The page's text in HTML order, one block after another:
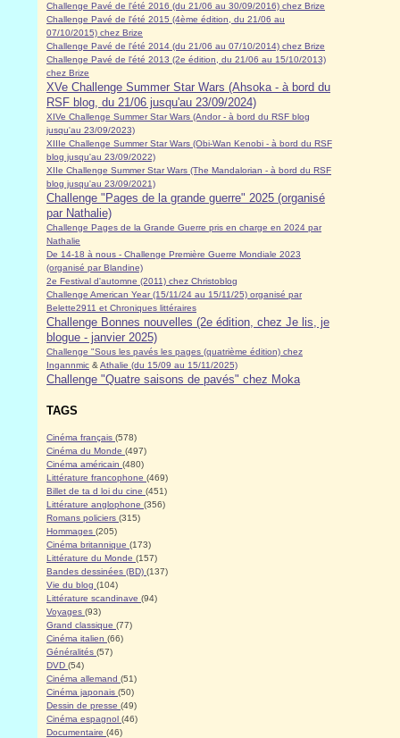
Challenge Pavé de l'été 2016 (du 21/06 au 30/09/2016) chez Brize
Challenge Pavé de l'été 2015 (4ème édition, du 21/06 au
07/10/2015) chez Brize
Challenge Pavé de l'été 2014 (du 21/06 au 07/10/2014) chez Brize
Challenge Pavé de l'été 2013 (2e édition, du 21/06 au 15/10/2013)
chez Brize
XVe Challenge Summer Star Wars (Ahsoka - à bord du
RSF blog, du 21/06 jusqu'au 23/09/2024)
XIVe Challenge Summer Star Wars (Andor - à bord du RSF blog
jusqu'au 23/09/2023)
XIIIe Challenge Summer Star Wars (Obi-Wan Kenobi - à bord du RSF
blog jusqu'au 23/09/2022)
XIIe Challenge Summer Star Wars (The Mandalorian - à bord du RSF
blog jusqu'au 23/09/2021)
Challenge "Pages de la grande guerre" 2025 (organisé
par Nathalie)
Challenge Pages de la Grande Guerre pris en charge en 2024 par
Nathalie
De 14-18 à nous - Challenge Première Guerre Mondiale 2023
(organisé par Blandine)
2e Festival d'automne (2011) chez Christoblog
Challenge American Year (15/11/24 au 15/11/25) organisé par
Belette2911 et Chroniques littéraires
Challenge Bonnes nouvelles (2e édition, chez Je lis, je
blogue - janvier 2025)
Challenge "Sous les pavés les pages (quatrième édition) chez
Ingannmic & Athalie (du 15/09 au 15/11/2025)
Challenge "Quatre saisons de pavés" chez Moka
TAGS
Cinéma français (578)
Cinéma du Monde (497)
Cinéma américain (480)
Littérature francophone (469)
Billet de ta d loi du cine (451)
Littérature anglophone (356)
Romans policiers (315)
Hommages (205)
Cinéma britannique (173)
Littérature du Monde (157)
Bandes dessinées (BD) (137)
Vie du blog (104)
Littérature scandinave (94)
Voyages (93)
Grand classique (77)
Cinéma italien (66)
Généralités (57)
DVD (54)
Cinéma allemand (51)
Cinéma japonais (50)
Dessin de presse (49)
Cinéma espagnol (46)
Documentaire (46)